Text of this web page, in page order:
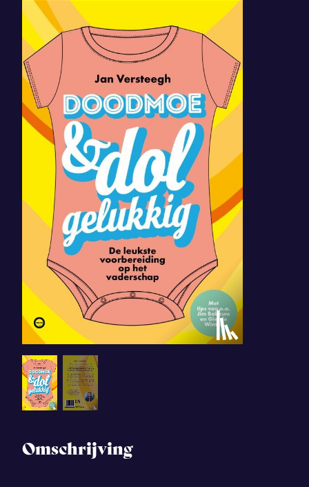
Omschrijving